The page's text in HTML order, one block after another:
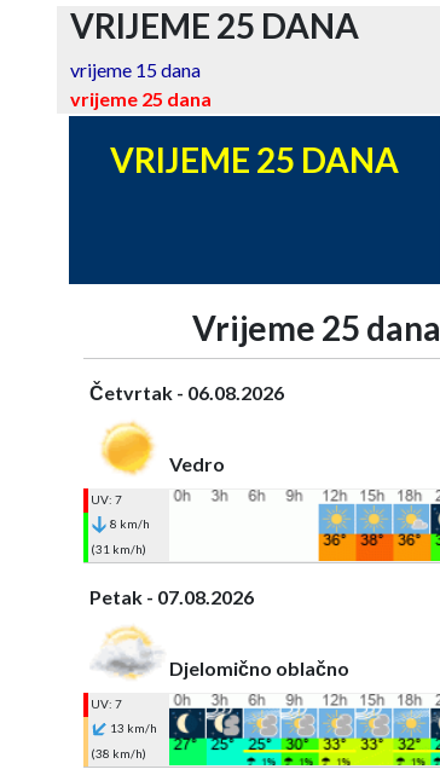
VRIJEME 25 DANA
vrijeme 15 dana
vrijeme 25 dana
VRIJEME 25 DANA
Vrijeme 25 dana
Četvrtak - 06.08.2026
Vedro
UV: 7
8 km/h
(31 km/h)
Petak - 07.08.2026
Djelomično oblačno
UV: 7
13 km/h
(38 km/h)